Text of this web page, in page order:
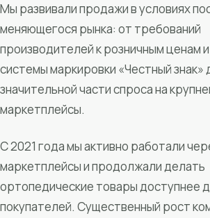
Мы развивали продажи в условиях
меняющегося рынка: от требований
производителей к розничным ценам
системы маркировки «Честный знак»
значительной части спроса на
маркетплейсы.
С 2021 года мы активно работали
маркетплейсы и продолжали делать
ортопедические товары доступнее
покупателей. Существенный рост